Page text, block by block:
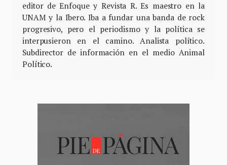
editor de Enfoque y Revista R. Es maestro en la
UNAM y la Ibero. Iba a fundar una banda de rock
progresivo, pero el periodismo y la política se
interpusieron en el camino. Analista político.
Subdirector de información en el medio Animal
Político.